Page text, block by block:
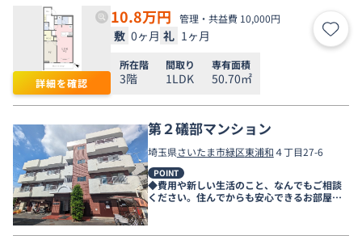
詳細を確認
10.8万円 管理・共益費 10,000円
敷 0ヶ月 礼 1ヶ月 お気
所在階
3階
間取り
1LDK
専有面積
50.70㎡
第２礒部マンション
埼玉県さいたま市緑区東浦和４丁目27-6
POINT
◆費用や新しい生活のこと、なんでもご相談
ください。住んでからも安心できるお部屋探
しをお手伝いします◆